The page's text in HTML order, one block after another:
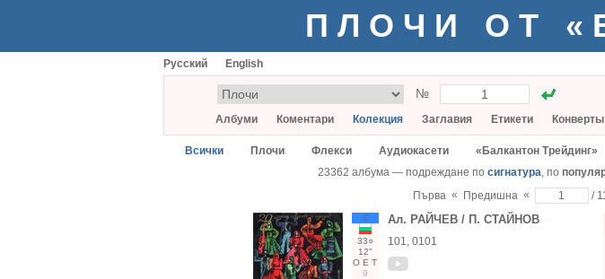
ПЛОЧИ ОТ
Русский English
№
Албуми Коментари Колекция Заглавия Етикети Конверты
Всички Плочи Флекси Аудиокасети «Балкантон Трейдинг»
23362 албума — подреждане по сигнатура, по
Първа « Предишна « /
С
33○
12"
О Е Т
9
Ал. РАЙЧЕВ / П. СТАЙНОВ
101, 0101